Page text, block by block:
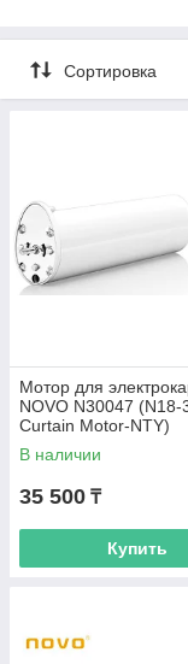
тяжёлыми
надёжная
Сортировка
Мотор для
NOVO N30047 (N18-
Curtain Motor-NTY)
В наличии
35 500 ₸
Купить